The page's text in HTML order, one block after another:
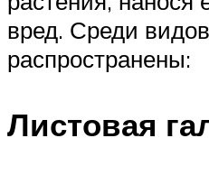
вред. Среди
распространены:
Листовая